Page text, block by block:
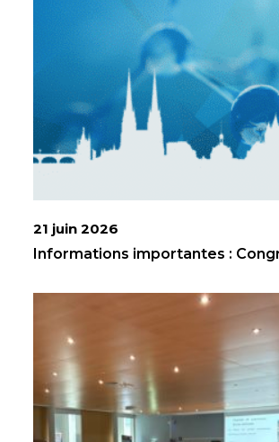
21 juin 2026
Informations importantes :